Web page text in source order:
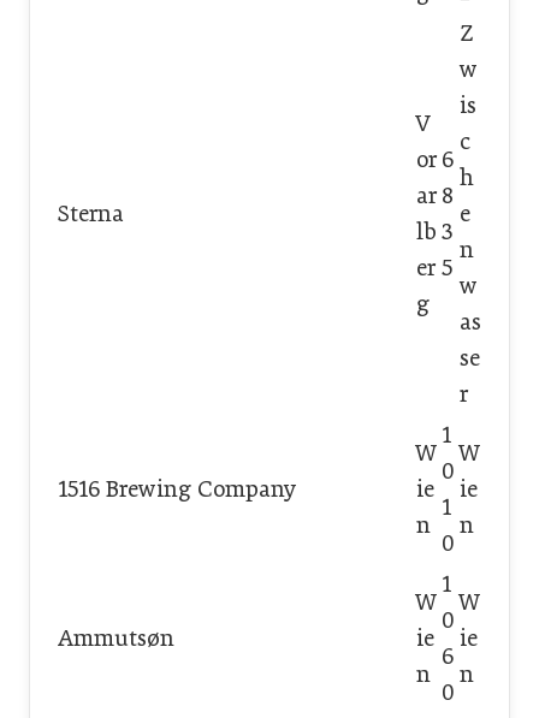
Sterna
V
or
ar
lb
er
g
6
8
3
5
Z
w
is
c
h
e
n
w
as
se
r
1516 Brewing Company
W
ie
n
1
0
1
0
W
ie
n
Ammutsøn
W
ie
n
1
0
6
0
W
ie
n